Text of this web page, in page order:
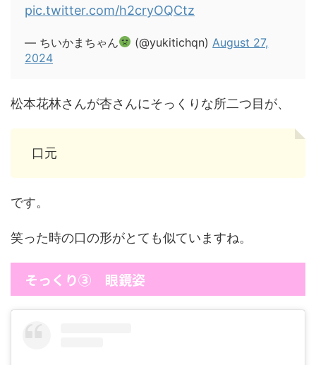
pic.twitter.com/h2cryOQCtz
— ちいかまちゃん (@yukitichqn) August 27,
2024
松本花林さんが杏さんにそっくりな所二つ目が、
口元
です。
笑った時の口の形がとても似ていますね。
そっくり③ 眼鏡姿